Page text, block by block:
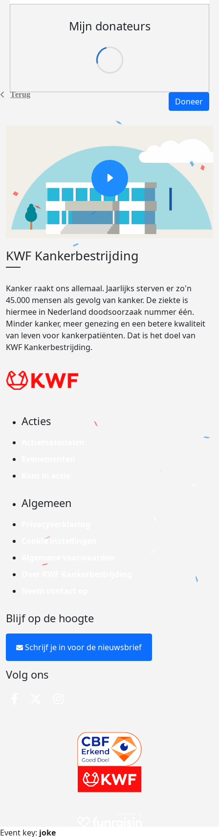
Terug
Mijn donateurs
Doneer
KWF Kankerbestrijding
Kanker raakt ons allemaal. Jaarlijks sterven er zo'n
45.000 mensen als gevolg van kanker. De ziekte is
hiermee in Nederland doodsoorzaak nummer één.
Minder kanker, meer genezing en een betere kwaliteit
van leven voor kankerpatiënten. Dat is het doel van
KWF Kankerbestrijding.
Acties
Algemeen
Cookie instellingen
Blijf op de hoogte
Schrijf je in voor de nieuwsbrief
Volg ons
Event key: joke